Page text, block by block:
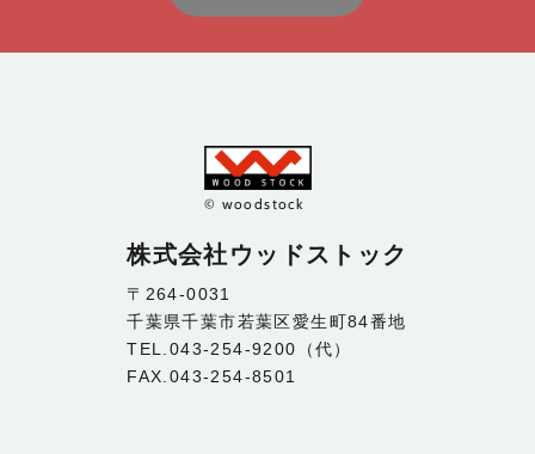
© woodstock
株式会社ウッドストック
〒264-0031
千葉県千葉市若葉区愛生町84番地
TEL.043-254-9200（代）
FAX.043-254-8501